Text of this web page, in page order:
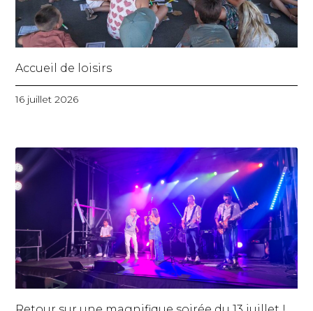
Accueil de loisirs
16 juillet 2026